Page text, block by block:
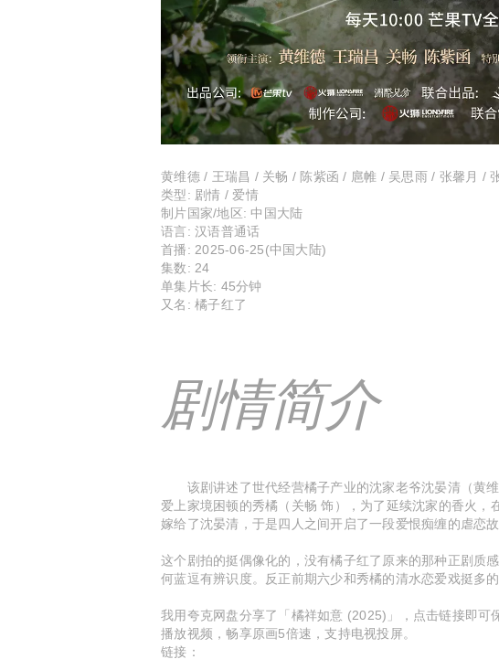
黄维德 / 王瑞昌 / 关畅 / 陈紫函 / 扈帷 / 吴思雨 / 张馨月 /
类型: 剧情 / 爱情
制片国家/地区: 中国大陆
语言: 汉语普通话
首播: 2025-06-25(中国大陆)
集数: 24
单集片长: 45分钟
又名: 橘子红了
剧情简介
该剧讲述了世代经营橘子产业的沈家老爷沈晏清（黄
爱上家境困顿的秀橘（关畅 饰），为了延续沈家的香火，
嫁给了沈晏清，于是四人之间开启了一段爱恨痴缠的虐恋故
这个剧拍的挺偶像化的，没有橘子红了原来的那种正剧质
何蓝逗有辨识度。反正前期六少和秀橘的清水恋爱戏挺多
我用夸克网盘分享了「橘祥如意 (2025)」，点击链接即可
播放视频，畅享原画5倍速，支持电视投屏。
链接：